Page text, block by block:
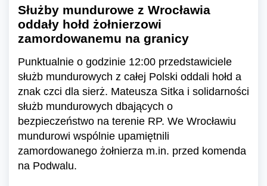
Służby mundurowe z Wrocławia
oddały hołd żołnierzowi
zamordowanemu na granicy
Punktualnie o godzinie 12:00 przedstawiciele
służb mundurowych z całej Polski oddali hołd a
znak czci dla sierż. Mateusza Sitka i solidarności
służb mundurowych dbających o
bezpieczeństwo na terenie RP. We Wrocławiu
mundurowi wspólnie upamiętnili
zamordowanego żołnierza m.in. przed komenda
na Podwalu.